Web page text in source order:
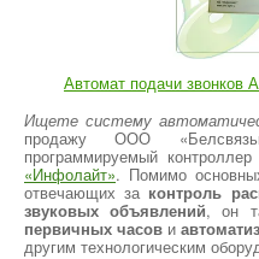
Автомат подачи звонков
Ищете систему
продажу ООО
программируемый
«Инфолайт». Помимо
отвечающих за контроль
звуковых объявлений, он
первичных часов и
другим технологическим